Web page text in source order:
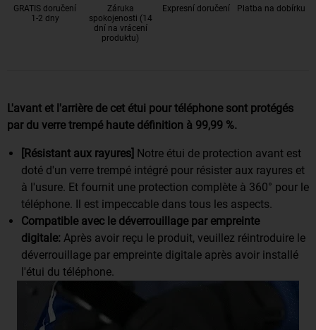
GRATIS doručení
1-2 dny
Záruka
spokojenosti (14
dní na vrácení
produktu)
Expresní doručení Platba na dobírku
L'avant et l'arrière de cet étui pour téléphone sont protégés
par du verre trempé haute définition à 99,99 %.
[Résistant aux rayures] Notre étui de protection avant est
doté d'un verre trempé intégré pour résister aux rayures et
à l'usure. Et fournit une protection complète à 360° pour le
téléphone. Il est impeccable dans tous les aspects.
Compatible avec le déverrouillage par empreinte
digitale: Après avoir reçu le produit, veuillez réintroduire le
déverrouillage par empreinte digitale après avoir installé
l'étui du téléphone.